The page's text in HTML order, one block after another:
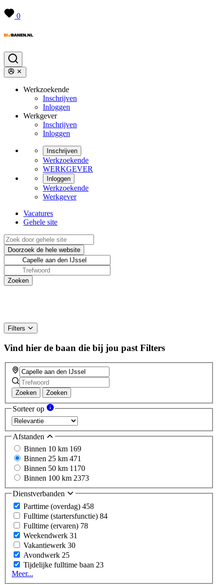
0
Werkzoekende
Inschrijven
Inloggen
Werkgever
Inschrijven
Inloggen
Inschrijven
Werkzoekende
WERKGEVER
Inloggen
Werkzoekende
Werkgever
Vacatures
Gehele site
Filters
Vind hier de baan die bij jou past Filters
Zoeken Zoeken
Sorteer op
Afstanden
Binnen 10 km 169
Binnen 25 km 471
Binnen 50 km 1170
Binnen 100 km 2373
Dienstverbanden
Parttime (overdag) 458
Fulltime (startersfunctie) 84
Fulltime (ervaren) 78
Weekendwerk 31
Vakantiewerk 30
Avondwerk 25
Tijdelijke fulltime baan 23
Meer...